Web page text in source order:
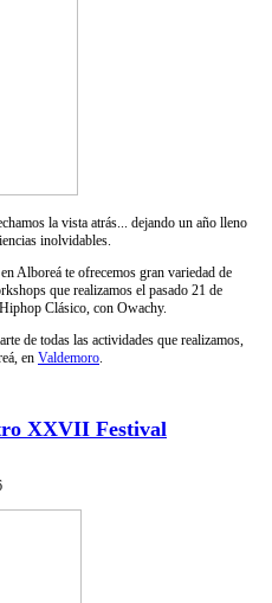
la vista atrás... dejando un año lleno
inolvidables.
Alboreá te ofrecemos gran variedad de
que realizamos el pasado 21 de
Clásico, con Owachy.
de todas las actividades que realizamos,
en Valdemoro.
XXVII Festival